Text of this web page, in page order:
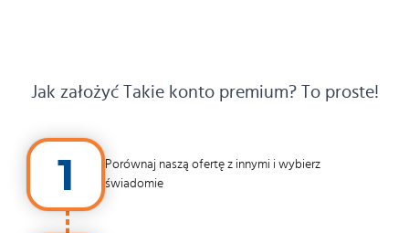
Jak założyć Takie konto premium? To proste!
1
Porównaj naszą ofertę z innymi i wybierz
świadomie